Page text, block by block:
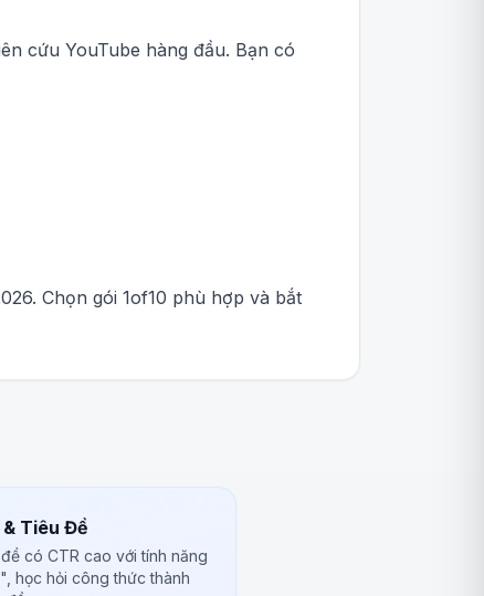
cứu YouTube hàng đầu. Bạn có
Chọn gói 1of10 phù hợp và bắt
Tiêu Đề
có CTR cao với tính năng
học hỏi công thức thành